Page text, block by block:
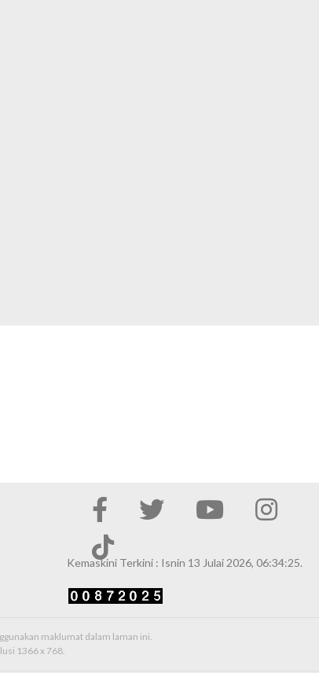
Kemaskini Terkini : Isnin 13 Julai 2026, 06:34:25.
maklumat dalam laman ini.
1366 x 768.